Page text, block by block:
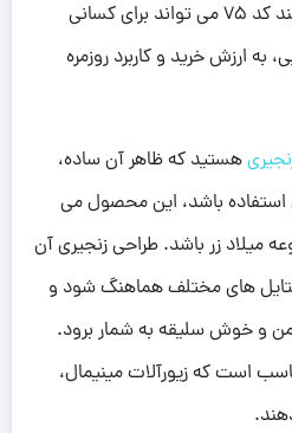
انتخاب مدل هایی مثل دستبند کد 75 می تواند برای کسانی
به ارزش خرید و کاربرد روزمره
هستید که ظاهر آن ساده،
باشد، این محصول می
میلاد زر باشد. طراحی زنجیری آن
های مختلف هماهنگ شود و
و خوش سلیقه به شمار برود.
افرادی مناسب است که زیورآلات مینیمال،